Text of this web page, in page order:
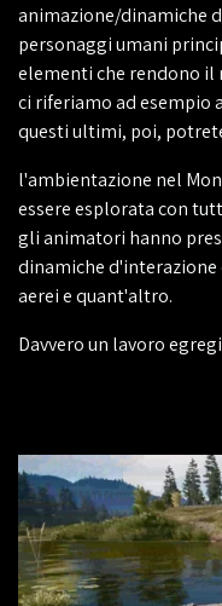
animazione/dinamiche
personaggi umani
elementi che rendono il
ci riferiamo ad esempio
questi ultimi, poi,
l'ambientazione nel
essere esplorata con
gli animatori hanno
dinamiche
aerei e quant'altro.
Davvero un lavoro